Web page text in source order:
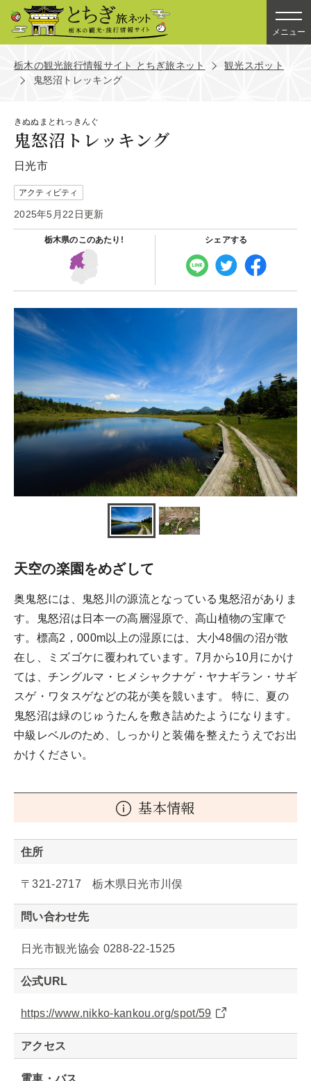
メニュー
栃木の観光旅行情報サイト とちぎ旅ネット
観光スポット
鬼怒沼トレッキング
きぬぬまとれっきんぐ
鬼怒沼トレッキング
日光市
アクティビティ
2025年5月22日更新
栃木県のこのあたり! シェアする
天空の楽園をめざして
奥鬼怒には、鬼怒川の源流となっている鬼怒沼がありま
す。鬼怒沼は日本一の高層湿原で、高山植物の宝庫で
す。標高2，000m以上の湿原には、大小48個の沼が散
在し、ミズゴケに覆われています。7月から10月にかけ
ては、チングルマ・ヒメシャクナゲ・ヤナギラン・サギ
スゲ・ワタスゲなどの花が美を競います。 特に、夏の
鬼怒沼は緑のじゅうたんを敷き詰めたようになります。
中級レベルのため、しっかりと装備を整えたうえでお出
かけください。
基本情報
住所
〒321-2717 栃木県日光市川俣
問い合わせ先
日光市観光協会 0288-22-1525
公式URL
https://www.nikko-kankou.org/spot/59
アクセス
電車・バス